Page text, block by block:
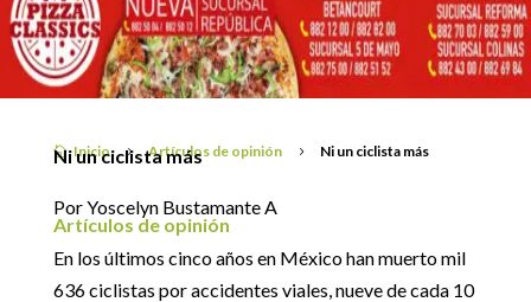
 Inicio 5 Artículos de opinión 5 Ni un ciclista más
Artículos de opinión
24 mayo, 2017
Ni un ciclista más
Por Yoscelyn Bustamante A
En los últimos cinco años en México han muerto mil
636 ciclistas por accidentes viales, nueve de cada 10